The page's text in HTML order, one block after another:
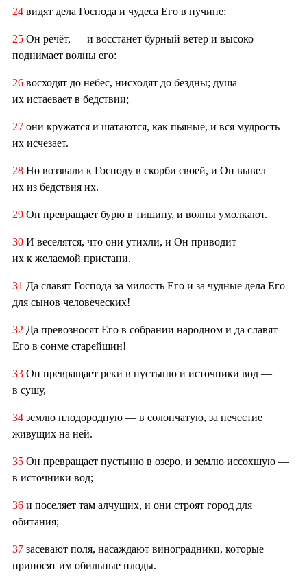
24 видят дела Господа и чудеса Его в пучине:
25 Он речёт, — и восстанет бурный ветер и высоко
поднимает волны его:
26 восходят до небес, нисходят до бездны; душа
их истаевает в бедствии;
27 они кружатся и шатаются, как пьяные, и вся мудрость
их исчезает.
28 Но воззвали к Господу в скорби своей, и Он вывел
их из бедствия их.
29 Он превращает бурю в тишину, и волны умолкают.
30 И веселятся, что они утихли, и Он приводит
их к желаемой пристани.
31 Да славят Господа за милость Его и за чудные дела Его
для сынов человеческих!
32 Да превозносят Его в собрании народном и да славят
Его в сонме старейшин!
33 Он превращает реки в пустыню и источники вод —
в сушу,
34 землю плодородную — в солончатую, за нечестие
живущих на ней.
35 Он превращает пустыню в озеро, и землю иссохшую —
в источники вод;
36 и поселяет там алчущих, и они строят город для
обитания;
37 засевают поля, насаждают виноградники, которые
приносят им обильные плоды.